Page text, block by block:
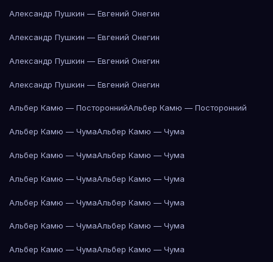
Александр Пушкин — Евгений Онегин
Александр Пушкин — Евгений Онегин
Александр Пушкин — Евгений Онегин
Александр Пушкин — Евгений Онегин
Альбер Камю — ПостороннийАльбер Камю — Посторонний
Альбер Камю — ЧумаАльбер Камю — Чума
Альбер Камю — ЧумаАльбер Камю — Чума
Альбер Камю — ЧумаАльбер Камю — Чума
Альбер Камю — ЧумаАльбер Камю — Чума
Альбер Камю — ЧумаАльбер Камю — Чума
Альбер Камю — ЧумаАльбер Камю — Чума